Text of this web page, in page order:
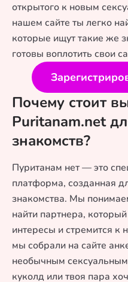
открытого к новым
нашем сайте ты легко
которые ищут такие же
готовы воплотить свои
Почему стоит
Puritanam.net
знакомств?
Пуританам нет — это
платформа, созданная
знакомства. Мы
найти партнера,
интересы и стремится
мы собрали на сайте
необычным
куколд или твоя пара